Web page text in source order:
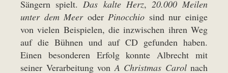
Sängern spielt. Das kalte Herz, 20.000 Meilen
unter dem Meeroder Pinocchio sind nur einige
von vielen Beispielen, die inzwischen ihren Weg
auf die Bühnen und auf CD gefunden haben.
Einen besonderen Erfolg konnte Albrecht mit
seiner Verarbeitung von A Christmas Carolnach